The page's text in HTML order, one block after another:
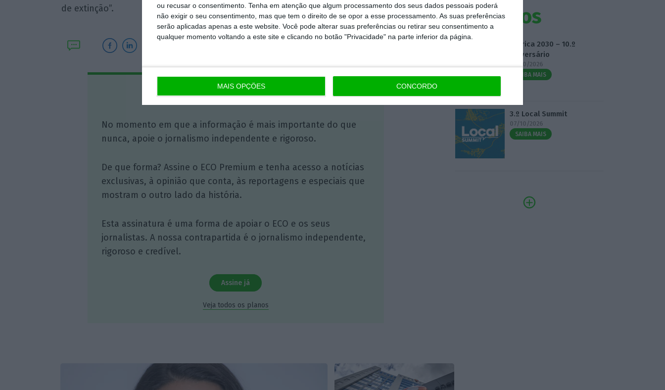
ou recusar o consentimento. Tenha em atenção que algum processamento dos seus dados pessoais poderá
não exigir o seu consentimento, mas que tem o direito de se opor a esse processamento. As suas preferências
serão aplicadas apenas a este website. Você pode alterar suas preferências ou retirar seu consentimento a
qualquer momento voltando a este site e clicando no botão "Privacidade" na parte inferior da página.
MAIS OPÇÕES CONCORDO
de extinção”.
Assine o ECO Premium
No momento em que a informação é mais importante do que
nunca, apoie o jornalismo independente e rigoroso.
De que forma? Assine o ECO Premium e tenha acesso a notícias
exclusivas, à opinião que conta, às reportagens e especiais que
mostram o outro lado da história.
Esta assinatura é uma forma de apoiar o ECO e os seus
jornalistas. A nossa contrapartida é o jornalismo independente,
rigoroso e credível.
Assine já
Veja todos os planos
Eventos
Fábrica 2030 – 10.º
Aniversário
14/10/2026
SAIBA MAIS
3.º Local Summit
07/10/2026
SAIBA MAIS